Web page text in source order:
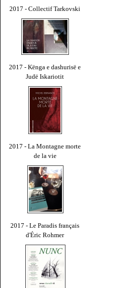
2017 - Collectif Tarkovski
2017 - Kënga e dashurisë e
Judë Iskariotit
2017 - La Montagne morte
de la vie
2017 - Le Paradis français
d'Éric Rohmer